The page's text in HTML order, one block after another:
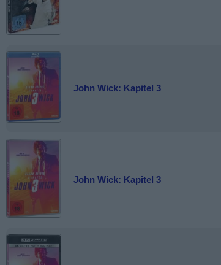
John Wick: Kapitel 3
John Wick: Kapitel 3